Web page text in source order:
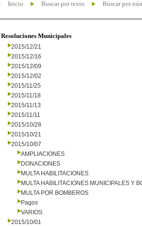
Inicio Buscar por texto Buscar por
Resoluciones Municipales
2015/12/21
2015/12/16
2015/12/09
2015/12/02
2015/11/25
2015/11/18
2015/11/13
2015/11/11
2015/10/28
2015/10/21
2015/10/07
AMPLIACIONES
DONACIONES
MULTA HABILITACIONES
MULTA HABILITACIONES MUNICIPALES Y
MULTA POR BOMBEROS
Pagos
VARIOS
2015/10/01